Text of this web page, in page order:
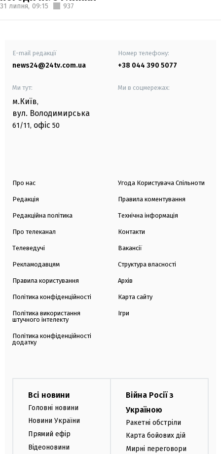
31 липня, 09:15 937
E-mail редакції
news24@24tv.com.ua
Номер телефону:
+38 044 390 5077
Ми тут:
м.Київ,
вул. Володимирська
61/11, офіс 50
Ми в соцмережах:
Про нас
Редакція
Редакційна політика
Про телеканал
Телеведучі
Рекламодавцям
Правила користування
Політика конфіденційності
Політика використання
штучного інтелекту
Політика конфіденційності
додатку
Угода Користувача Спільноти
Правила коментування
Технічна інформація
Контакти
Вакансії
Структура власності
Архів
Карта сайту
Ігри
Всі новини
Головні новини
Новини України
Прямий ефір
Відеоновини
Війна Росії з
Україною
Ракетні обстріли
Карта бойових дій
Мирні переговори